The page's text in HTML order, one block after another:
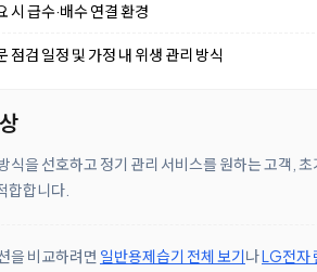
시 급수·배수 연결 환경
점검 일정 및 가정 내 위생 관리 방식
식을 선호하고 정기 관리 서비스를 원하는 고객,
합합니다.
을 비교하려면 일반용제습기 전체 보기나LG전자